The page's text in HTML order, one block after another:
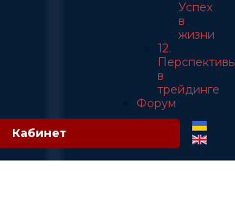
Успех
в
жизни
12.
в
трейдинге
Форум
Кабинет